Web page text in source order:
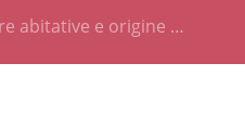
abitative e origine …